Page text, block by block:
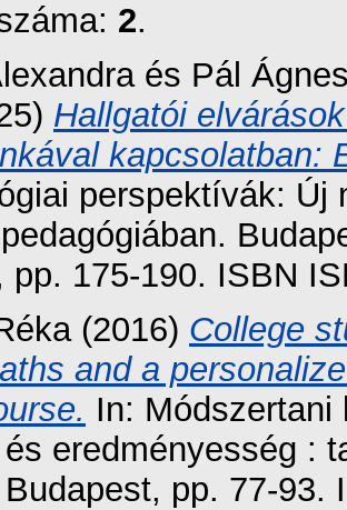
2.
és Pál
Hallgatói
kapcsolatban:
perspektívák:
pp. 175-190. ISBN
(2016) College
and a
In:
eredményesség :
pp. 77-93.